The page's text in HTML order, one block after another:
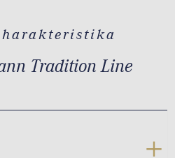
Tradition Line